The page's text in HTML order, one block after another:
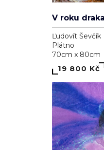
V roku draka
Ľudovít Ševčík
Plátno
70cm x 80cm
19 800 Kč